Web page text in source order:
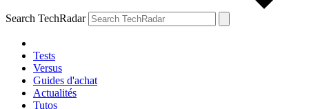
Search TechRadar
Tests
Versus
Guides d'achat
Actualités
Tutos